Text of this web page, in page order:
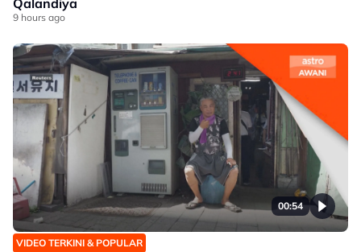
Qalandiya
9 hours ago
00:54
VIDEO TERKINI & POPULAR